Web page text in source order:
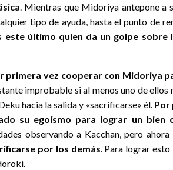
. Mientras que Midoriya antepone a
tipo de ayuda, hasta el punto de
este último quien da un golpe sobre
primera vez cooperar con Midoriya
improbable si al menos uno de ellos
hacia la salida y «sacrificarse» él. Por
su egoísmo para lograr un bien
observando a Kacchan, pero ahora
por los demás. Para lograr